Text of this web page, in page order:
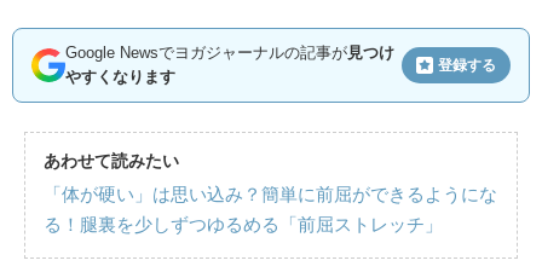
Google Newsでヨガジャーナルの記事が見つけ
やすくなります
登録する
あわせて読みたい
「体が硬い」は思い込み？簡単に前屈ができるようにな
る！腿裏を少しずつゆるめる「前屈ストレッチ」